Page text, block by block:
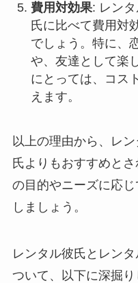
費用対効果: レン
氏に比べて費用対
でしょう。特に、
や、友達として楽
にとっては、コス
えます。
以上の理由から、レ
氏よりもおすすめと
の目的やニーズに応
しましょう。
レンタル彼氏とレン
ついて、以下に深掘り